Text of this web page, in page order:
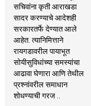
सचिवांना कृती आराखडा
सादर करण्याचे आदेशही
सरकारतर्फे देण्यात आले
आहेत. त्यानिमित्ताने
रायगडावरील पायाभूत
सोयीसुविधांच्या समस्यांचा
आढावा घेणारा आणि तेथील
प्रश्नांवरील समाधान
शोधण्याची गरज ..